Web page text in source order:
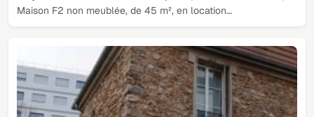
Maison F2 non meublée, de 45 m², en location…